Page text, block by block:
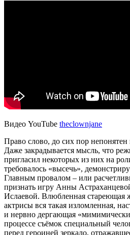
Видео YouTube theclownjane
Право слово, до сих пор
Даже закрадывается мысль, что
пригласил некоторых из них на
требовалось «высечь»,
Главным провалом – или
признать игру Анны
Ислаевой. Влюбленная стареющая
актрисы вся такая изломленная,
и нервно дергающая
процессе съёмок специальный
перед героиней зеркало,